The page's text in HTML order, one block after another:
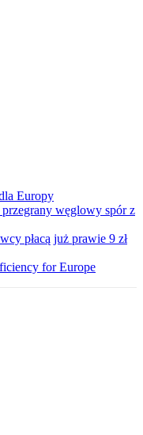
Europy
przegrany węglowy spór z
płacą już prawie 9 zł
for Europe